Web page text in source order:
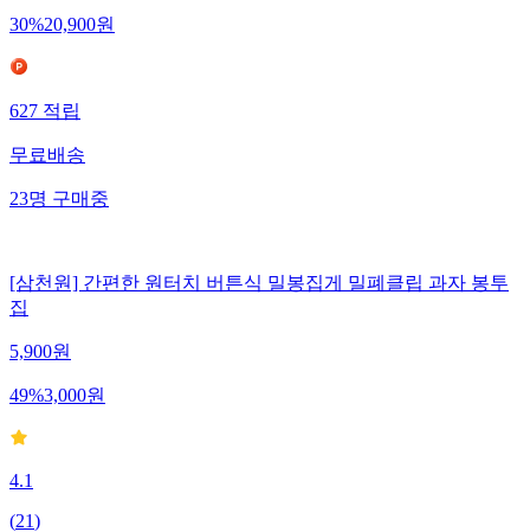
30%20,900원
627적립
무료배송
23명구매중
[삼천원] 간편한 원터치 버튼식 밀봉집게 밀폐클립 과자 봉투
집
5,900원
49%3,000원
4.1
(21)